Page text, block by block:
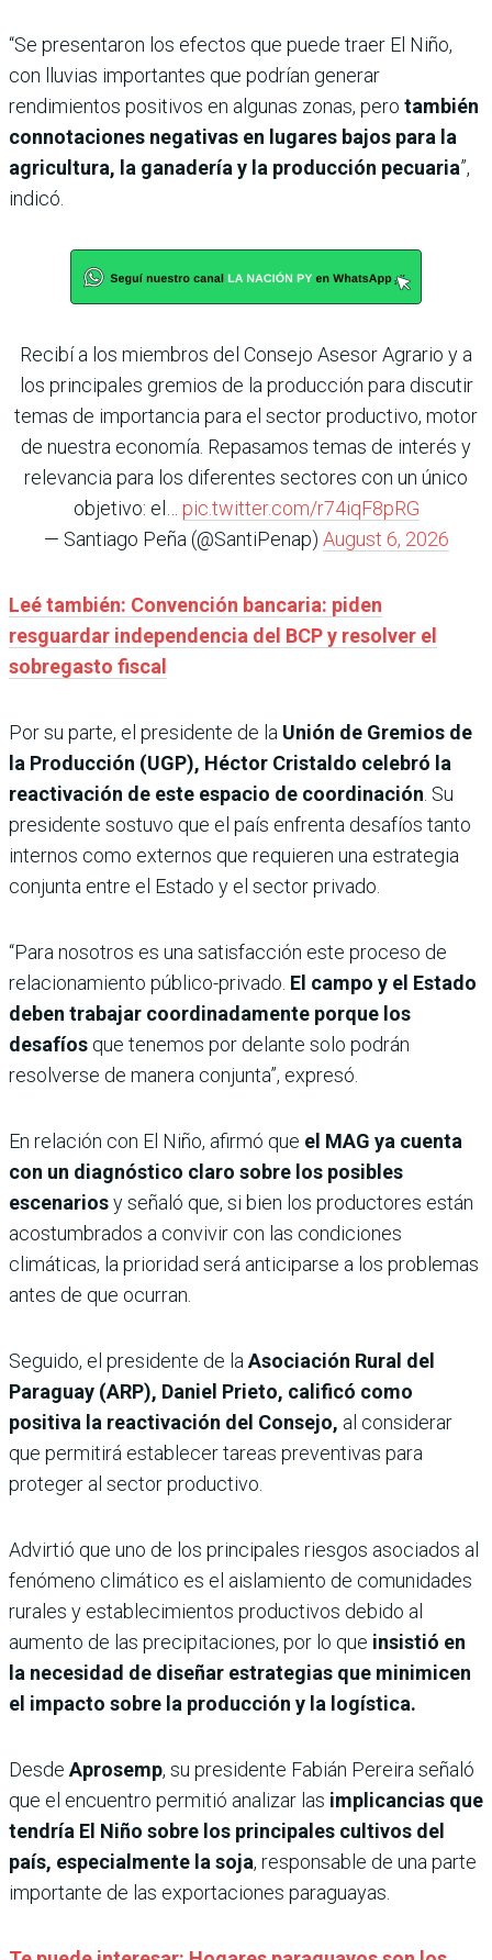
“Se presentaron los efectos que puede traer El Niño,
con lluvias importantes que podrían generar
rendimientos positivos en algunas zonas, pero también
connotaciones negativas en lugares bajos para la
agricultura, la ganadería y la producción pecuaria”,
indicó.
Recibí a los miembros del Consejo Asesor Agrario y a
los principales gremios de la producción para discutir
temas de importancia para el sector productivo, motor
de nuestra economía. Repasamos temas de interés y
relevancia para los diferentes sectores con un único
objetivo: el… pic.twitter.com/r74iqF8pRG
— Santiago Peña (@SantiPenap) August 6, 2026
Leé también: Convención bancaria: piden
resguardar independencia del BCP y resolver el
sobregasto fiscal
Por su parte, el presidente de la Unión de Gremios de
la Producción (UGP), Héctor Cristaldo celebró la
reactivación de este espacio de coordinación . Su
presidente sostuvo que el país enfrenta desafíos tanto
internos como externos que requieren una estrategia
conjunta entre el Estado y el sector privado.
“Para nosotros es una satisfacción este proceso de
relacionamiento público-privado. El campo y el Estado
deben trabajar coordinadamente porque los
desafíos que tenemos por delante solo podrán
resolverse de manera conjunta”, expresó.
En relación con El Niño, afirmó que el MAG ya cuenta
con un diagnóstico claro sobre los posibles
escenariosy señaló que, si bien los productores están
acostumbrados a convivir con las condiciones
climáticas, la prioridad será anticiparse a los problemas
antes de que ocurran.
Seguido, el presidente de la Asociación Rural del
Paraguay (ARP), Daniel Prieto, calificó como
positiva la reactivación del Consejo, al considerar
que permitirá establecer tareas preventivas para
proteger al sector productivo.
Advirtió que uno de los principales riesgos asociados al
fenómeno climático es el aislamiento de comunidades
rurales y establecimientos productivos debido al
aumento de las precipitaciones, por lo que insistió en
la necesidad de diseñar estrategias que minimicen
el impacto sobre la producción y la logística.
Desde Aprosemp, su presidente Fabián Pereira señaló
que el encuentro permitió analizar las implicancias que
tendría El Niño sobre los principales cultivos del
país, especialmente la soja, responsable de una parte
importante de las exportaciones paraguayas.